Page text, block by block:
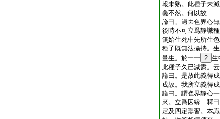
報未熟。此種子未
義不然。何以故
論曰。過去色界心
後時不可立爲靜識
無始生死中先所生
種子既無法攝持。
量生。於一一 2 生
此種子久已滅盡。
論曰。是故此義得
成故。我所立義得
論曰。謂色界靜心
來。立爲因縁 釋曰
定及四定熏習。本